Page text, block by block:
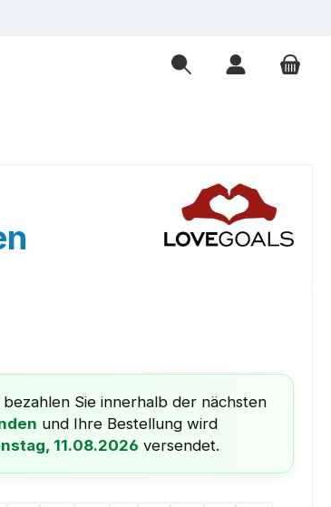
Sie innerhalb der nächsten
und Ihre Bestellung wird
11.08.2026 versendet.